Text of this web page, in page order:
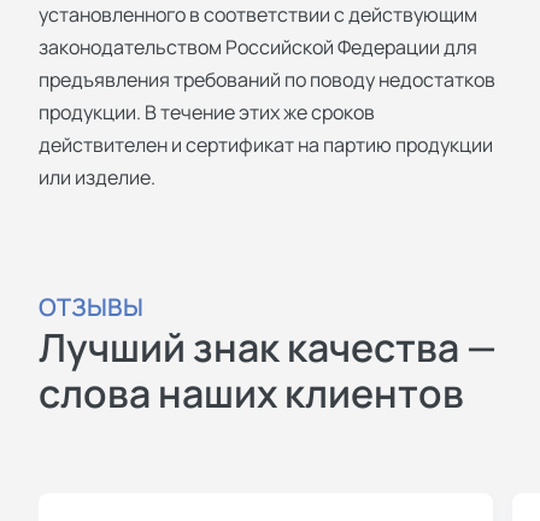
установленного в соответствии с действующим
законодательством Российской Федерации для
предъявления требований по поводу недостатков
продукции. В течение этих же сроков
действителен и сертификат на партию продукции
или изделие.
ОТЗЫВЫ
Лучший знак качества —
слова наших клиентов